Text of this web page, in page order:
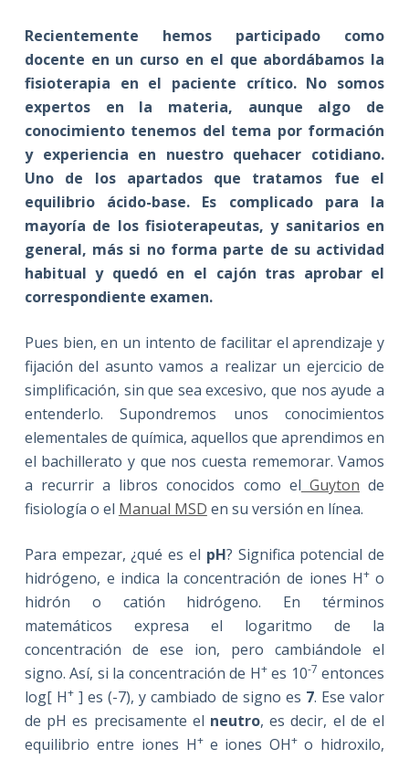
oRecientemente hemos participado como
docente en un curso en el que abordábamos la
fisioterapia en el paciente crítico. No somos
expertos en la materia, aunque algo de
conocimiento tenemos del tema por formación
y experiencia en nuestro quehacer cotidiano.
Uno de los apartados que tratamos fue el
equilibrio ácido-base. Es complicado para la
mayoría de los fisioterapeutas, y sanitarios en
general, más si no forma parte de su actividad
habitual y quedó en el cajón tras aprobar el
correspondiente examen.
Pues bien, en un intento de facilitar el aprendizaje y
fijación del asunto vamos a realizar un ejercicio de
simplificación, sin que sea excesivo, que nos ayude a
entenderlo. Supondremos unos conocimientos
elementales de química, aquellos que aprendimos en
el bachillerato y que nos cuesta rememorar. Vamos
a recurrir a libros conocidos como el Guyton de
fisiología o el Manual MSD en su versión en línea.
Para empezar, ¿qué es el pH? Significa potencial de
hidrógeno, e indica la concentración de iones H+ o
hidrón o catión hidrógeno. En términos
matemáticos expresa el logaritmo de la
concentración de ese ion, pero cambiándole el
signo. Así, si la concentración de H+es 10-7 entonces
log[ H+] es (-7), y cambiado de signo es 7. Ese valor
de pH es precisamente el neutro, es decir, el de el
equilibrio entre iones H+ e iones OH+ o hidroxilo,